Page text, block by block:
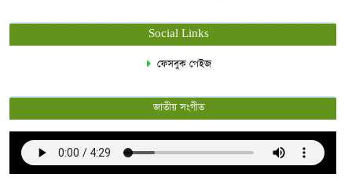
Social Links
ফেসবুক পেইজ
জাতীয় সংগীত